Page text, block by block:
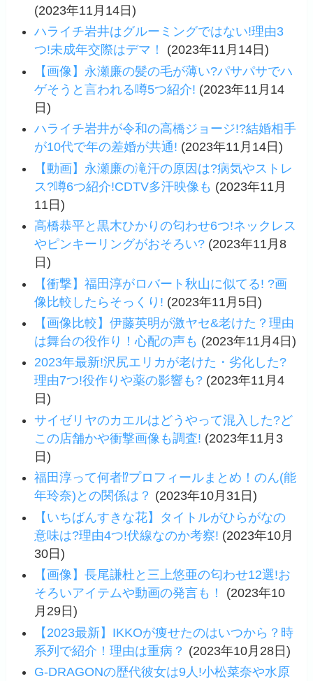
(2023年11月14日)
ハライチ岩井はグルーミングではない!理由3
つ!未成年交際はデマ！
(2023年11月14日)
【画像】永瀬廉の髪の毛が薄い?パサパサでハ
ゲそうと言われる噂5つ紹介! (2023年11月14
日)
ハライチ岩井が令和の高橋ジョージ!?結婚相手
が10代で年の差婚が共通! (2023年11月14日)
【動画】永瀬廉の滝汗の原因は?病気やストレ
ス?噂6つ紹介!CDTV多汗映像も (2023年11月
11日)
高橋恭平と黒木ひかりの匂わせ6つ!ネックレス
やピンキーリングがおそろい? (2023年11月8
日)
【衝撃】福田淳がロバート秋山に似てる! ?画
像比較したらそっくり! (2023年11月5日)
【画像比較】伊藤英明が激ヤセ&老けた？理由
は舞台の役作り！心配の声も (2023年11月4日)
2023年最新!沢尻エリカが老けた・劣化した?
理由7つ!役作りや薬の影響も? (2023年11月4
日)
サイゼリヤのカエルはどうやって混入した?ど
この店舗かや衝撃画像も調査! (2023年11月3
日)
福田淳って何者⁉プロフィールまとめ！のん(能
年玲奈)との関係は？ (2023年10月31日)
【いちばんすきな花】タイトルがひらがなの
意味は?理由4つ!伏線なのか考察! (2023年10月
30日)
【画像】長尾謙杜と三上悠亜の匂わせ12選!お
そろいアイテムや動画の発言も！
(2023年10
月29日)
【2023最新】IKKOが痩せたのはいつから？時
系列で紹介！理由は重病？ (2023年10月28日)
G-DRAGONの歴代彼女は9人!小松菜奈や水原